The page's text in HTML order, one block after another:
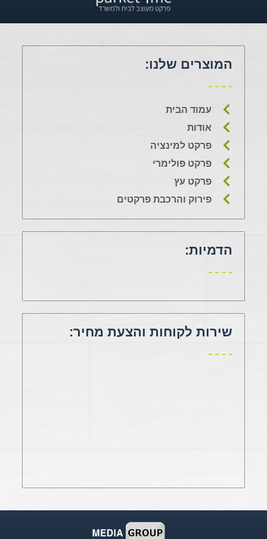
המוצרים שלנו:
עמוד הבית
אודות
פרקט למינציה
פרקט פולימרי
פרקט עץ
פירוק והרכבת פרקטים
הדמיות:
שירות לקוחות והצעת מחיר: